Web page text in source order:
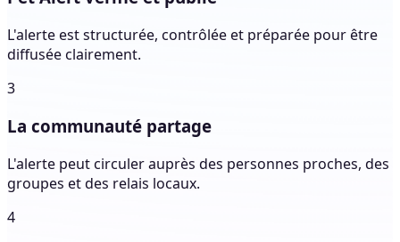
L'alerte est structurée, contrôlée et préparée pour être
diffusée clairement.
3
La communauté partage
L'alerte peut circuler auprès des personnes proches, des
groupes et des relais locaux.
4